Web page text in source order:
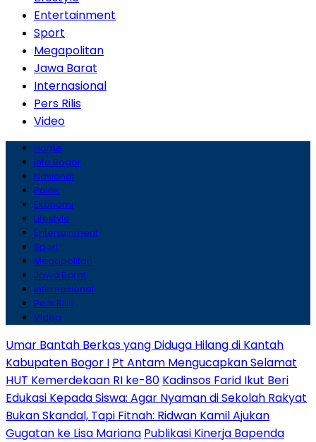
Entertainment
Sport
Megapolitan
Jawa Barat
Internasional
Pers Rilis
Video
Home
Info Bogor
Nasional
Politik
Ekonomi
Lifestyle
Entertainment
Sport
Megapolitan
Jawa Barat
Internasional
Pers Rilis
Video
Umar Bantah Berkas yang Diduga Hilang di Kantah
Kabupaten Bogor I Pt Antam Mengucapkan Selamat
HUT Kemerdekaan RI ke-80 Kadinsos Farid Ikut Beri
Edukasi Kepada Siswa: Agar Nyaman di Sekolah Rakyat
Bukan Skandal, Tapi Fitnah: Ridwan Kamil Ajukan
Gugatan ke Lisa Mariana Publikasi Kinerja Bapenda